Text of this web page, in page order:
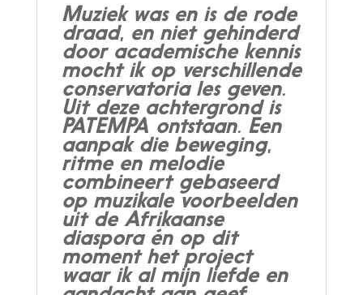
Muziek was en is de rode
draad, en niet gehinderd
door academische kennis
mocht ik op verschillende
conservatoria les geven.
Uit deze achtergrond is
PATEMPA ontstaan. Een
aanpak die beweging,
ritme en melodie
combineert gebaseerd
op muzikale voorbeelden
uit de Afrikaanse
diaspora én op dit
moment het project
waar ik al mijn liefde en